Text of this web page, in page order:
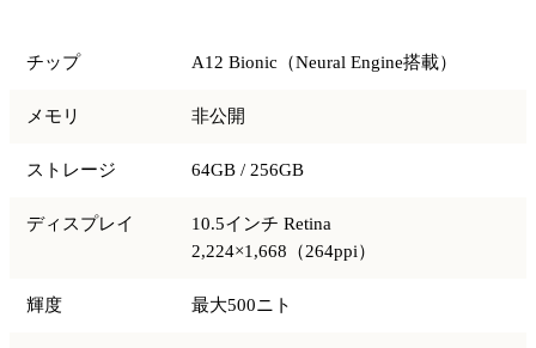
チップ A12 Bionic（Neural Engine搭載）
メモリ 非公開
ストレージ 64GB / 256GB
ディスプレイ
10.5インチ Retina
2,224×1,668（264ppi）
輝度 最大500ニト